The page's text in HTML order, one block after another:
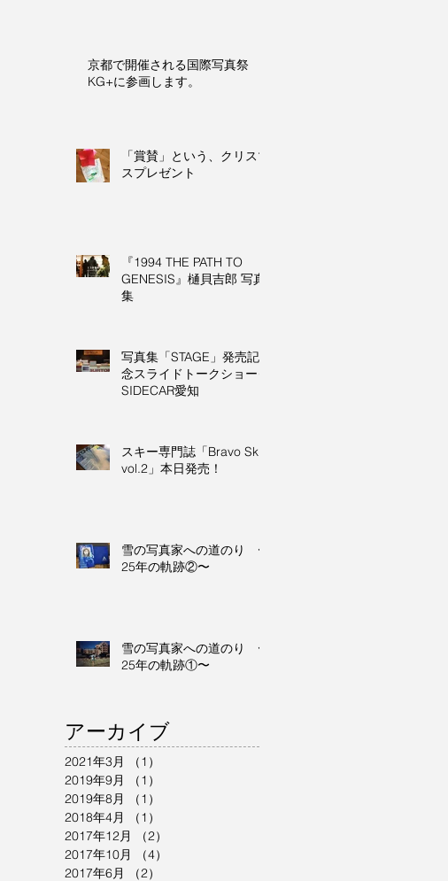
京都で開催される国際写真祭
KG+に参画します。
「賞賛」という、クリスマ
スプレゼント
『1994 THE PATH TO
GENESIS』樋貝吉郎 写真
集
写真集「STAGE」発売記
念スライドトークショー＠
SIDECAR愛知
スキー専門誌「Bravo Ski
vol.2」本日発売！
雪の写真家への道のり 〜
25年の軌跡②〜
雪の写真家への道のり 〜
25年の軌跡①〜
アーカイブ
2021年3月 （1）
2019年9月
（1）
2019年8月
（1）
2018年4月
（1）
2017年12月
（2）
2017年10月
（4）
2017年6月
（2）